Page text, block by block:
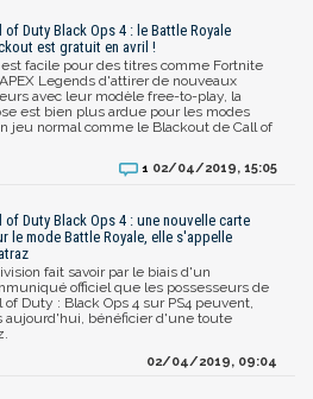
of Duty Black Ops 4 : le Battle Royale
est gratuit en avril !
est facile pour des titres comme Fortnite
Legends d'attirer de nouveaux
avec leur modèle free-to-play, la
est bien plus ardue pour les modes
jeu normal comme le Blackout de Call of
1 02/04/2019, 15:05
of Duty Black Ops 4 : une nouvelle carte
le mode Battle Royale, elle s'appelle
fait savoir par le biais d'un
officiel que les possesseurs de
of Duty : Black Ops 4 sur PS4 peuvent,
aujourd'hui, bénéficier d'une toute
02/04/2019, 09:04